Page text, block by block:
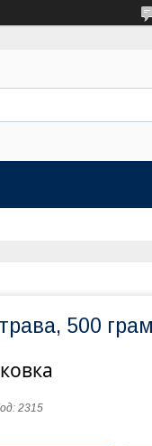
500
2315